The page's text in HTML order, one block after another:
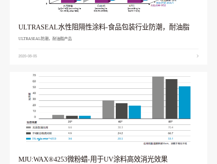
ULTRASEAL水性阻隔性涂料-食品包装行业防潮，耐油脂
ULTRASEAL防潮，耐油脂产品
2020-08-05
MJU:WAX®4253微粉蜡-用于UV涂料高效消光效果